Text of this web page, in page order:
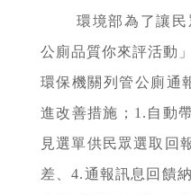
環境部為了讓
公廁品質你來評活動
環保機關列管公廁通
進改善措施；1.自動
見選單供民眾選取回
差、4.通報訊息回饋